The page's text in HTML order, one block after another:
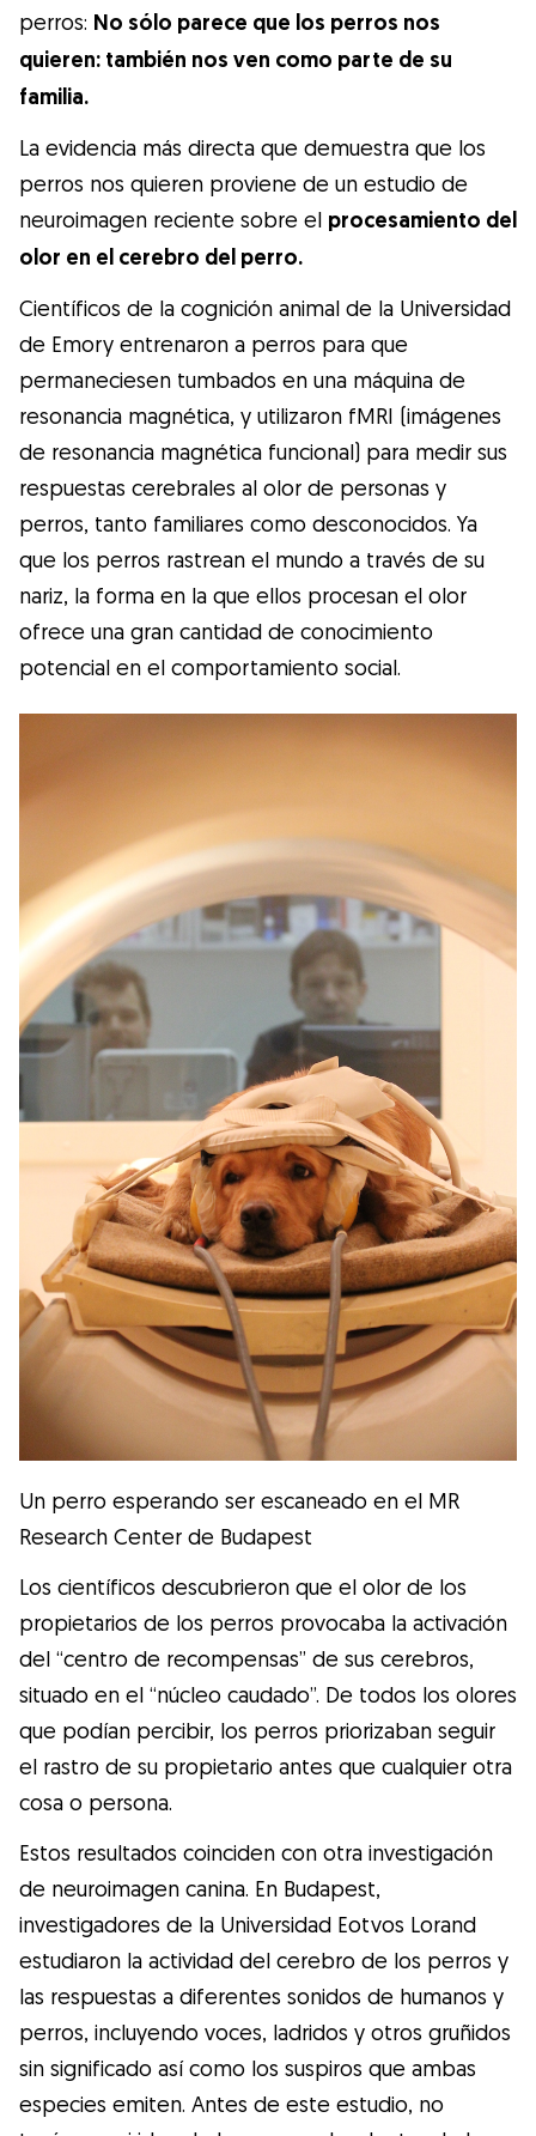
perros: No sólo parece que los perros nos
quieren: también nos ven como parte de su
familia.
La evidencia más directa que demuestra que los
perros nos quieren proviene de un estudio de
neuroimagen reciente sobre el procesamiento del
olor en el cerebro del perro.
Científicos de la cognición animal de la Universidad
de Emory entrenaron a perros para que
permaneciesen tumbados en una máquina de
resonancia magnética, y utilizaron fMRI (imágenes
de resonancia magnética funcional) para medir sus
respuestas cerebrales al olor de personas y
perros, tanto familiares como desconocidos. Ya
que los perros rastrean el mundo a través de su
nariz, la forma en la que ellos procesan el olor
ofrece una gran cantidad de conocimiento
potencial en el comportamiento social.
Un perro esperando ser escaneado en el MR
Research Center de Budapest
Los científicos descubrieron que el olor de los
propietarios de los perros provocaba la activación
del “centro de recompensas” de sus cerebros,
situado en el “núcleo caudado”. De todos los olores
que podían percibir, los perros priorizaban seguir
el rastro de su propietario antes que cualquier otra
cosa o persona.
Estos resultados coinciden con otra investigación
de neuroimagen canina. En Budapest,
investigadores de la Universidad Eotvos Lorand
estudiaron la actividad del cerebro de los perros y
las respuestas a diferentes sonidos de humanos y
perros, incluyendo voces, ladridos y otros gruñidos
sin significado así como los suspiros que ambas
especies emiten. Antes de este estudio, no